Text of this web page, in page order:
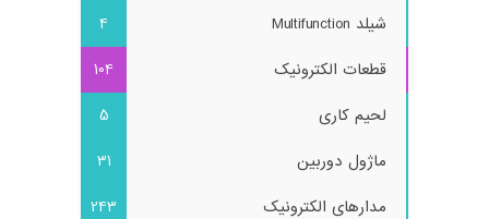
شیلد Multifunction
4
قطعات الکترونیک
104
لحیم کاری
5
ماژول دوربین
31
مدارهای الکترونیک
243